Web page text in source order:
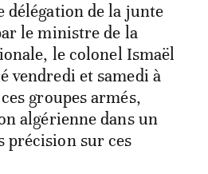
délégation de la junte
le ministre de la
le colonel Ismaël
vendredi et samedi à
groupes armés,
algérienne dans un
précision sur ces